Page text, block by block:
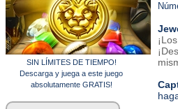
SIN LÍMITES DE TIEMPO!
Descarga y juega a este juego
absolutamente GRATIS!